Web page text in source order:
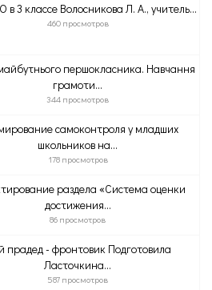
в 3 классе Волосникова Л. А., учитель...
460 просмотров
першокласника. Навчання
грамоти...
344 просмотров
самоконтроля у младших
школьников на...
178 просмотров
раздела «Система оценки
достижения...
86 просмотров
прадед - фронтовик Подготовила
Ласточкина...
587 просмотров